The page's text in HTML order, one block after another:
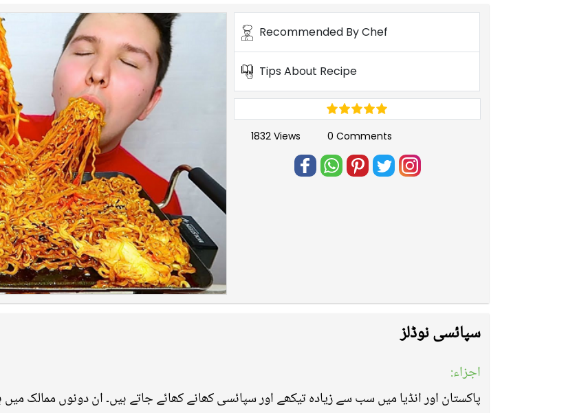
Recommended By Chef
Tips About Recipe
1832 Views 0 Comments
سپائسی نوڈلز
اجزاء:
پاکستان اور انڈیا میں سب سے زیادہ تیکھے اور سپائسی کھانے کھائے جاتے ہیں۔ ان دونوں ممالک